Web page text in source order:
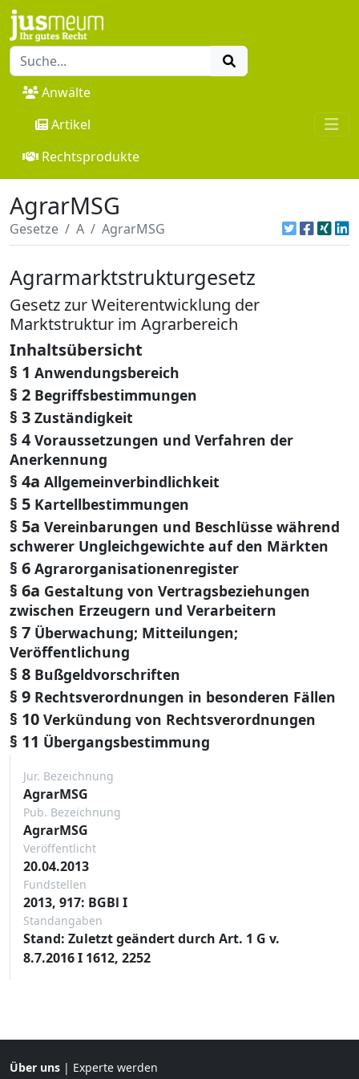
Anwälte
Artikel
Rechtsprodukte
AgrarMSG
Gesetze A AgrarMSG
Agrarmarktstrukturgesetz
Gesetz zur Weiterentwicklung der
Marktstruktur im Agrarbereich
Inhaltsübersicht
§ 1 Anwendungsbereich
§ 2 Begriffsbestimmungen
§ 3 Zuständigkeit
§ 4 Voraussetzungen und Verfahren der
Anerkennung
§ 4a Allgemeinverbindlichkeit
§ 5 Kartellbestimmungen
§ 5a Vereinbarungen und Beschlüsse während
schwerer Ungleichgewichte auf den Märkten
§ 6 Agrarorganisationenregister
§ 6a Gestaltung von Vertragsbeziehungen
zwischen Erzeugern und Verarbeitern
§ 7 Überwachung; Mitteilungen;
Veröffentlichung
§ 8 Bußgeldvorschriften
§ 9 Rechtsverordnungen in besonderen Fällen
§ 10 Verkündung von Rechtsverordnungen
§ 11 Übergangsbestimmung
Jur. Bezeichnung
AgrarMSG
Pub. Bezeichnung
AgrarMSG
Veröffentlicht
20.04.2013
Fundstellen
2013, 917: BGBl I
Standangaben
Stand: Zuletzt geändert durch Art. 1 G v.
8.7.2016 I 1612, 2252
Über uns | Experte werden